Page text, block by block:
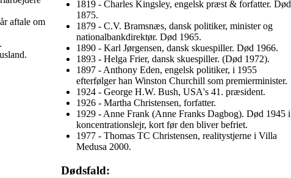
aftale om
1819 - Charles Kingsley, engelsk præst & forfatter. Død
1875.
1879 - C.V. Bramsnæs, dansk politiker, minister og
nationalbankdirektør. Død 1965.
1890 - Karl Jørgensen, dansk skuespiller. Død 1966.
1893 - Helga Frier, dansk skuespiller. (Død 1972).
1897 - Anthony Eden, engelsk politiker, i 1955
efterfølger han Winston Churchill som premierminister.
1924 - George H.W. Bush, USA's 41. præsident.
1926 - Martha Christensen, forfatter.
1929 - Anne Frank (Anne Franks Dagbog). Død 1945 i
koncentrationslejr, kort før den bliver befriet.
1977 - Thomas TC Christensen, realitystjerne i Villa
Medusa 2000.
Dødsfald: